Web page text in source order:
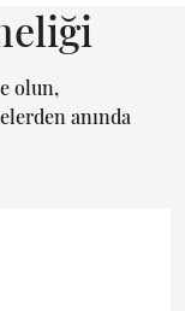
olun,
anında